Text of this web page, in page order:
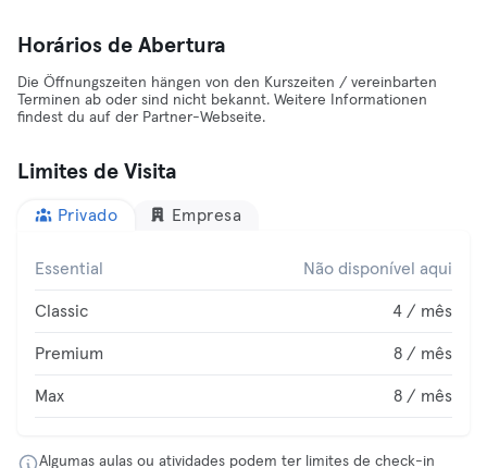
Horários de Abertura
Die Öffnungszeiten hängen von den Kurszeiten / vereinbarten
Terminen ab oder sind nicht bekannt. Weitere Informationen
findest du auf der Partner-Webseite.
Limites de Visita
Privado Empresa
Essential Não disponível aqui
Classic 4 / mês
Premium 8 / mês
Max 8 / mês
Algumas aulas ou atividades podem ter limites de check-in